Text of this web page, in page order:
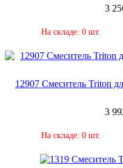
3
На складе: 0 шт.
12907 Смеситель Triton
3
На складе: 0 шт.